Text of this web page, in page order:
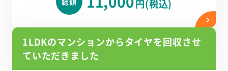
円(税込)
1LDKのマンションからタイヤを回収させ
ていただきました